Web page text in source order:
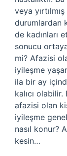
veya
durumlardan
de kadınları
sonucu
mi? Afazisi
iyileşme
ila bir ay
kalıcı
afazisi olan
iyileşme
nasıl konur?
kesin…